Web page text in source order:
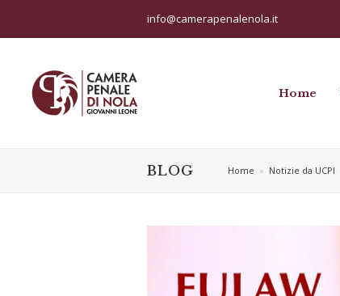
info@camerapenalenola.it
Home
BLOG Home » Notizie da UCPI